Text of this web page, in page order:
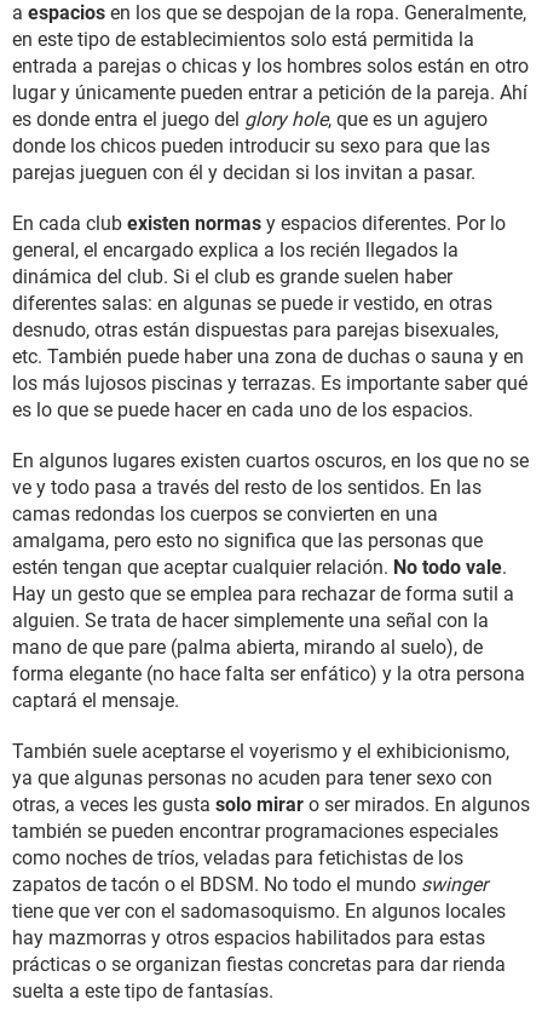
a espacios en los que se despojan de la ropa. Generalmente,
en este tipo de establecimientos solo está permitida la
entrada a parejas o chicas y los hombres solos están en otro
lugar y únicamente pueden entrar a petición de la pareja. Ahí
es donde entra el juego del glory hole, que es un agujero
donde los chicos pueden introducir su sexo para que las
parejas jueguen con él y decidan si los invitan a pasar.
En cada club existen normas y espacios diferentes. Por lo
general, el encargado explica a los recién llegados la
dinámica del club. Si el club es grande suelen haber
diferentes salas: en algunas se puede ir vestido, en otras
desnudo, otras están dispuestas para parejas bisexuales,
etc. También puede haber una zona de duchas o sauna y en
los más lujosos piscinas y terrazas. Es importante saber qué
es lo que se puede hacer en cada uno de los espacios.
En algunos lugares existen cuartos oscuros, en los que no se
ve y todo pasa a través del resto de los sentidos. En las
camas redondas los cuerpos se convierten en una
amalgama, pero esto no significa que las personas que
estén tengan que aceptar cualquier relación. No todo vale.
Hay un gesto que se emplea para rechazar de forma sutil a
alguien. Se trata de hacer simplemente una señal con la
mano de que pare (palma abierta, mirando al suelo), de
forma elegante (no hace falta ser enfático) y la otra persona
captará el mensaje.
También suele aceptarse el voyerismo y el exhibicionismo,
ya que algunas personas no acuden para tener sexo con
otras, a veces les gusta solo mirar o ser mirados. En algunos
también se pueden encontrar programaciones especiales
como noches de tríos, veladas para fetichistas de los
zapatos de tacón o el BDSM. No todo el mundo swinger
tiene que ver con el sadomasoquismo. En algunos locales
hay mazmorras y otros espacios habilitados para estas
prácticas o se organizan fiestas concretas para dar rienda
suelta a este tipo de fantasías.